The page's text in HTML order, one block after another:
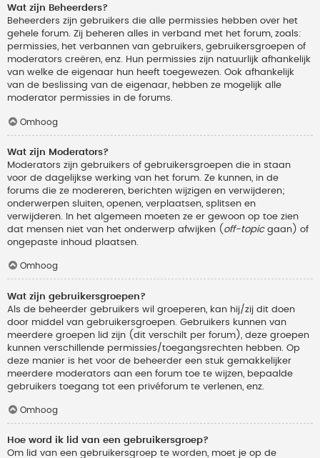
Wat zijn Beheerders?
Beheerders zijn gebruikers die alle permissies hebben over het
gehele forum. Zij beheren alles in verband met het forum, zoals:
permissies, het verbannen van gebruikers, gebruikersgroepen of
moderators creëren, enz. Hun permissies zijn natuurlijk afhankelijk
van welke de eigenaar hun heeft toegewezen. Ook afhankelijk
van de beslissing van de eigenaar, hebben ze mogelijk alle
moderator permissies in de forums.
Omhoog
Wat zijn Moderators?
Moderators zijn gebruikers of gebruikersgroepen die in staan
voor de dagelijkse werking van het forum. Ze kunnen, in de
forums die ze modereren, berichten wijzigen en verwijderen;
onderwerpen sluiten, openen, verplaatsen, splitsen en
verwijderen. In het algemeen moeten ze er gewoon op toe zien
dat mensen niet van het onderwerp afwijken ( off-topicgaan) of
ongepaste inhoud plaatsen.
Omhoog
Wat zijn gebruikersgroepen?
Als de beheerder gebruikers wil groeperen, kan hij/zij dit doen
door middel van gebruikersgroepen. Gebruikers kunnen van
meerdere groepen lid zijn (dit verschilt per forum), deze groepen
kunnen verschillende permissies/toegangsrechten hebben. Op
deze manier is het voor de beheerder een stuk gemakkelijker
meerdere moderators aan een forum toe te wijzen, bepaalde
gebruikers toegang tot een privéforum te verlenen, enz.
Omhoog
Hoe word ik lid van een gebruikersgroep?
Om lid van een gebruikersgroep te worden, moet je op de